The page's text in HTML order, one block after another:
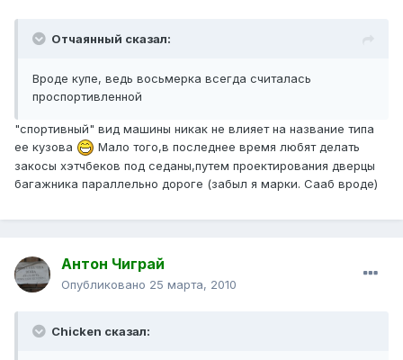
Отчаянный сказал:
Вроде купе, ведь восьмерка всегда считалась
проспортивленной
"спортивный" вид машины никак не влияет на название типа
ее кузова
Мало того,в последнее время любят делать
закосы хэтчбеков под седаны,путем проектирования дверцы
багажника параллельно дороге (забыл я марки. Сааб вроде)
Антон Чиграй
Опубликовано 25 марта, 2010
Chicken сказал: